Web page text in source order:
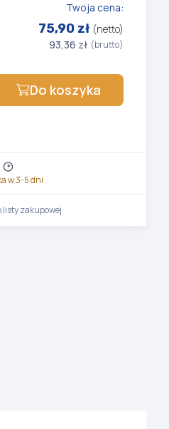
Twoja cena:
75,90 zł (netto)
93,36 zł (brutto)
Do koszyka
w 3-5 dni
listy zakupowej